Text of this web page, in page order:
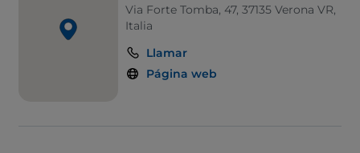
Via Forte Tomba, 47, 37135 Verona VR,
Italia
Llamar
Página web